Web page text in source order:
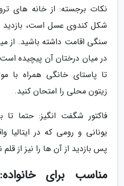
شکل کندوی عسل است، بازدید
سنگی اقامت داشته باشید. از
در میان درختان آن پیچیده
تا پاستای خانگی همراه با
زیتون محلی را امتحان کنید.
فاکتور شگفت انگیز: حتما
یونانی و رومی که در
پس بازدید از آن ها را نیز از قلم
مناسب برای